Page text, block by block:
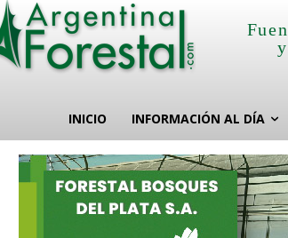
INICIO INFORMACIÓN AL DÍA